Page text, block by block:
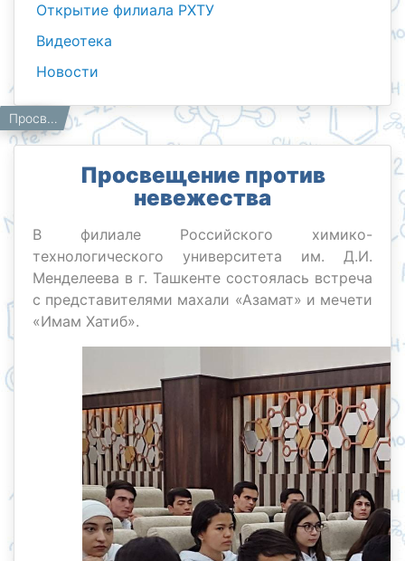
Открытие филиала РХТУ
Видеотека
Новости
Главная
Работникам
Новости Просвещение против невежества
Просвещение против
невежества
В филиале Российского химико-
технологического университета им. Д.И.
Менделеева в г. Ташкенте состоялась встреча
с представителями махали «Азамат» и мечети
«Имам Хатиб».